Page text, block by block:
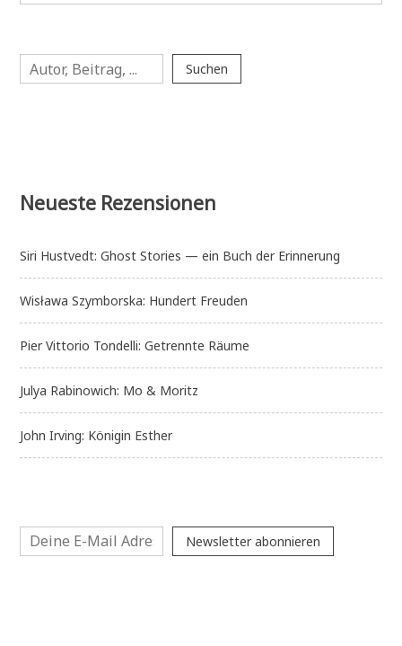
Plötzlich
Suchen
Suchen
Neueste Rezensionen
Siri Hustvedt: Ghost Stories — ein Buch der Erinnerung
Wisława Szymborska: Hundert Freuden
Pier Vittorio Tondelli: Getrennte Räume
Julya Rabinowich: Mo & Moritz
John Irving: Königin Esther
Newsletter abonnieren